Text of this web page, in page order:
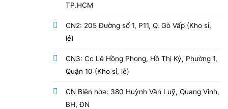
TP.HCM
CN2: 205 Đường số 1, P11, Q. Gò Vấp (Kho sỉ,
lẻ)
CN3: Cc Lê Hồng Phong, Hồ Thị Kỷ, Phường 1,
Quận 10 (Kho sỉ, lẻ)
CN Biên hòa: 380 Huỳnh Văn Luỹ, Quang Vinh,
BH, ĐN